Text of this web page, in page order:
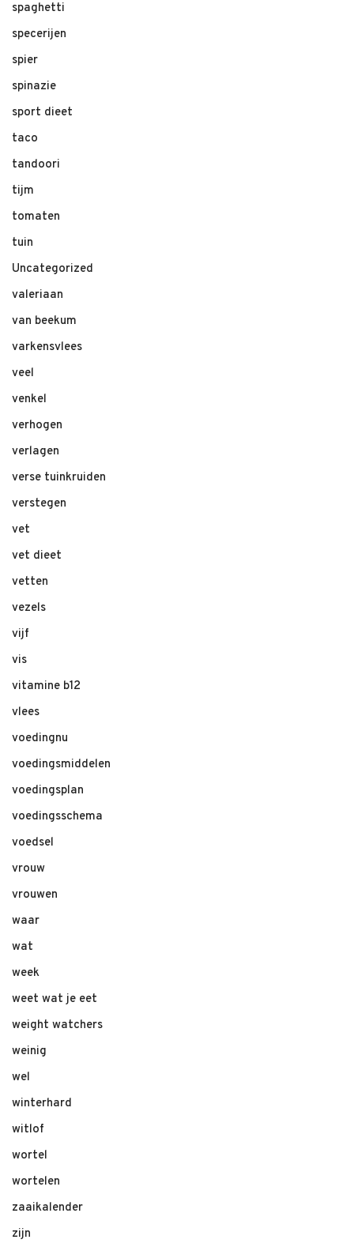
spaghetti
specerijen
spier
spinazie
sport dieet
taco
tandoori
tijm
tomaten
tuin
Uncategorized
valeriaan
van beekum
varkensvlees
veel
venkel
verhogen
verlagen
verse tuinkruiden
verstegen
vet
vet dieet
vetten
vezels
vijf
vis
vitamine b12
vlees
voedingnu
voedingsmiddelen
voedingsplan
voedingsschema
voedsel
vrouw
vrouwen
waar
wat
week
weet wat je eet
weight watchers
weinig
wel
winterhard
witlof
wortel
wortelen
zaaikalender
zijn